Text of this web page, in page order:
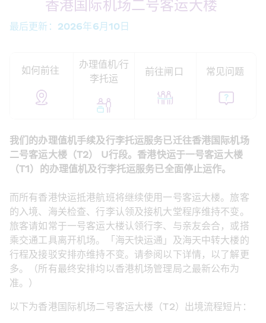
香港国际机场二号客运大楼
最后更新：2026年6月10日
如何前往
办理值机/行
李托运
前往闸口 常见问题
我们的办理值机手续及行李托运服务已迁往香港国际机场
二号客运大楼（T2） U行段。香港快运于一号客运大楼
（T1）的办理值机及行李托运服务已全面停止运作。
而所有香港快运抵港航班将继续使用一号客运大楼。旅客
的入境、海关检查、行李认领及接机大堂程序维持不变。
旅客请如常于一号客运大楼认领行李、与亲友会合，或搭
乘交通工具离开机场。「海天快运通」及海天中转大楼的
行程及接驳安排亦维持不变。请参阅以下详情，以了解更
多。（所有最终安排均以香港机场管理局之最新公布为
准。）
以下为香港国际机场二号客运大楼（T2）出境流程短片：